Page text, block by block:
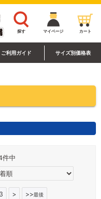
探す マイページ カート
ご利用ガイド サイズ別価格表
件中
3 > >>最後